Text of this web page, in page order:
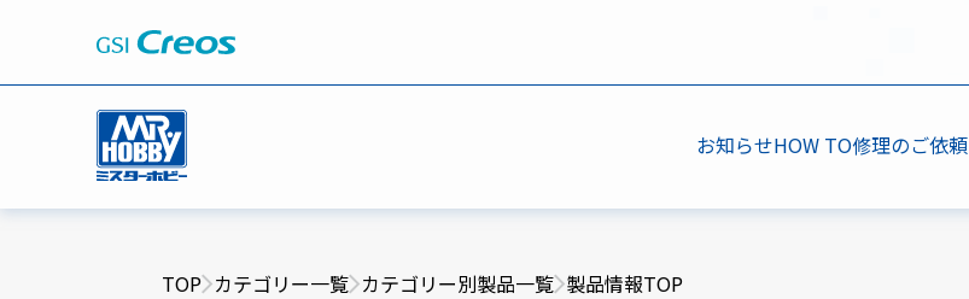
お知らせHOW TO修理のご依頼
TOP カテゴリー一覧 カテゴリー別製品一覧 製品情報TOP